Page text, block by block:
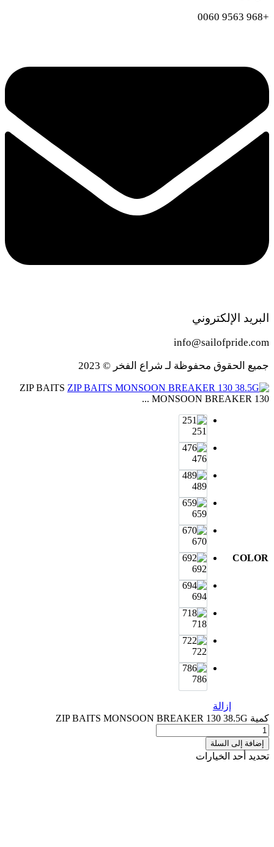
+968 9563 0060
البريد الإلكتروني
info@sailofpride.com
جميع الحقوق محفوظة لـ شراع الفخر © 2023
ZIP BAITS
MONSOON BREAKER 130 ...
COLOR
251
476
489
659
670
692
694
718
722
786
إزالة
كمية ZIP BAITS MONSOON BREAKER 130 38.5G
إضافة إلى السلة
تحديد أحد الخيارات